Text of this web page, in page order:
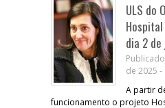
ULS do
dia 2
de 2025 -
A partir
funcionamento o projeto